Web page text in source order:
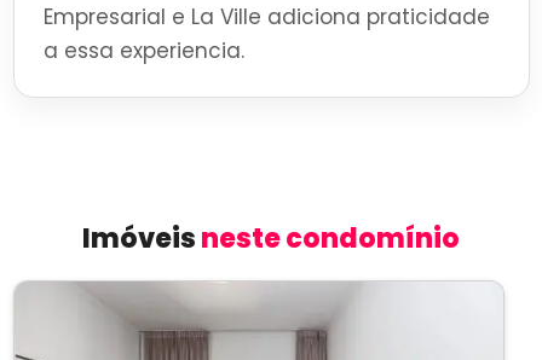
Empresarial e La Ville adiciona praticidade
a essa experiencia.
Imóveisneste condomínio